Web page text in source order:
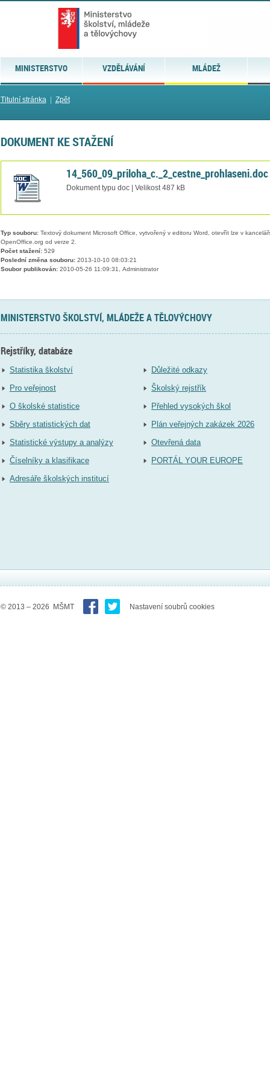
MINISTERSTVO VZDĚLÁVÁNÍ MLÁDEŽ
Titulní stránka| Zpět
DOKUMENT KE STAŽENÍ
14_560_09_priloha_c._2_cestne_prohlaseni.doc
Dokument typu doc | Velikost 487 kB
Typ souboru:Textový dokument Microsoft Office, vytvořený v editoru Word, otevřít lze v
OpenOffice.org od verze 2.
Počet stažení:529
Poslední změna souboru:2013-10-10 08:03:21
Soubor publikován:2010-05-26 11:09:31, Administrator
MINISTERSTVO ŠKOLSTVÍ, MLÁDEŽE A TĚLOVÝCHOVY
Rejstříky, databáze
Statistika školství
Pro veřejnost
O školské statistice
Sběry statistických dat
Statistické výstupy a analýzy
Číselníky a klasifikace
Adresáře školských institucí
Důležité odkazy
Školský rejstřík
Přehled vysokých škol
Plán veřejných zakázek 2026
Otevřená data
PORTÁL YOUR EUROPE
© 2013 – 2026 MŠMT Nastavení soubrů cookies